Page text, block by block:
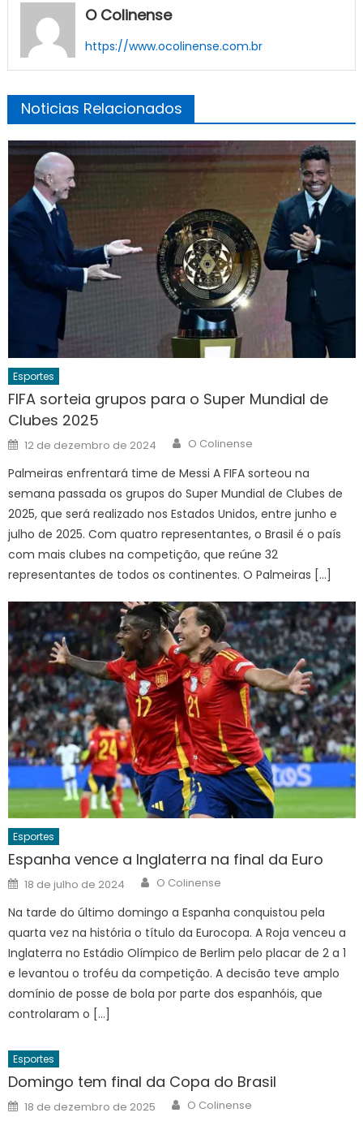
O Colinense
https://www.ocolinense.com.br
Noticias Relacionados
Esportes
FIFA sorteia grupos para o Super Mundial de
Clubes 2025
Posted
on
12 de dezembro de 2024 Author
O Colinense
Palmeiras enfrentará time de Messi A FIFA sorteou na
semana passada os grupos do Super Mundial de Clubes de
2025, que será realizado nos Estados Unidos, entre junho e
julho de 2025. Com quatro representantes, o Brasil é o país
com mais clubes na competição, que reúne 32
representantes de todos os continentes. O Palmeiras […]
Esportes
Espanha vence a Inglaterra na final da Euro
Posted
on
18 de julho de 2024 Author
O Colinense
Na tarde do último domingo a Espanha conquistou pela
quarta vez na história o título da Eurocopa. A Roja venceu a
Inglaterra no Estádio Olímpico de Berlim pelo placar de 2 a 1
e levantou o troféu da competição. A decisão teve amplo
domínio de posse de bola por parte dos espanhóis, que
controlaram o […]
Esportes
Domingo tem final da Copa do Brasil
Posted
on
18 de dezembro de 2025 Author
O Colinense